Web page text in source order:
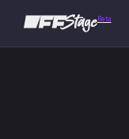
Beta